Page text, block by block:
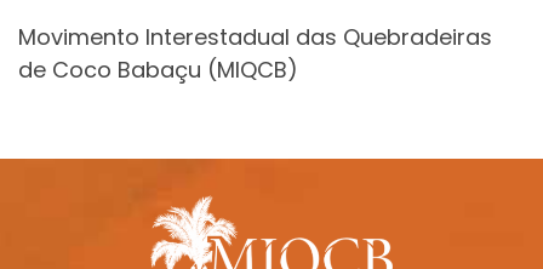
Movimento Interestadual das Quebradeiras
de Coco Babaçu (MIQCB)